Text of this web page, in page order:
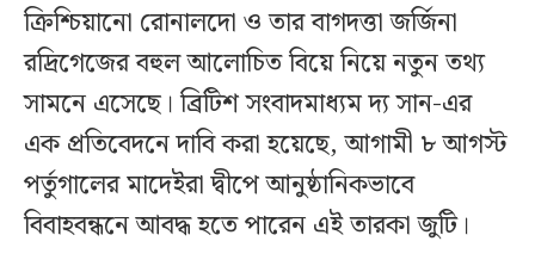
ক্রিশ্চিয়ানো রোনালদো ও তার বাগদত্তা জর্জিনা
রদ্রিগেজের বহুল আলোচিত বিয়ে নিয়ে নতুন তথ্য
সামনে এসেছে। ব্রিটিশ সংবাদমাধ্যম দ্য সান-এর
এক প্রতিবেদনে দাবি করা হয়েছে, আগামী ৮ আগস্ট
পর্তুগালের মাদেইরা দ্বীপে আনুষ্ঠানিকভাবে
বিবাহবন্ধনে আবদ্ধ হতে পারেন এই তারকা জুটি।